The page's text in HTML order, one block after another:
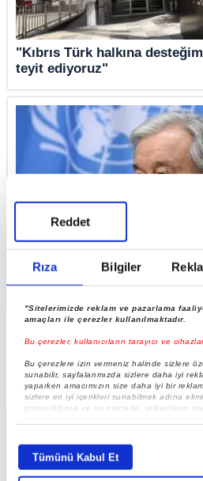
Rıza Bilgiler
"Sitelerimizde reklam ve pazarlama
amaçları ile çerezler kullanılmaktadır.
Bu çerezler, kullanıcıların tarayıcı ve
Bu çerezlere izin vermeniz halinde sizlere
sunabilir, sayfalarımızda sizlere daha iyi
yaparken amacımızın size daha iyi bir
sizlere en iyi içerikleri sunabilmek adına
gösterdiğimizi ve bu noktada, reklamların
kullanıcılara hedefli reklamlar
Sizlere daha iyi bir hizmet sunabilmek için
Tümünü Kabul Et
Reddet
"Kıbrıs Türk halkına
teyit ediyoruz"
Kıbrıs için kritik ziyaret